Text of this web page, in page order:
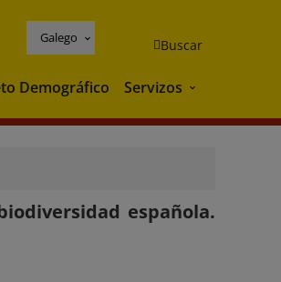
Galego Buscar
ambiente
Demográfico Servizos Servizos
española.